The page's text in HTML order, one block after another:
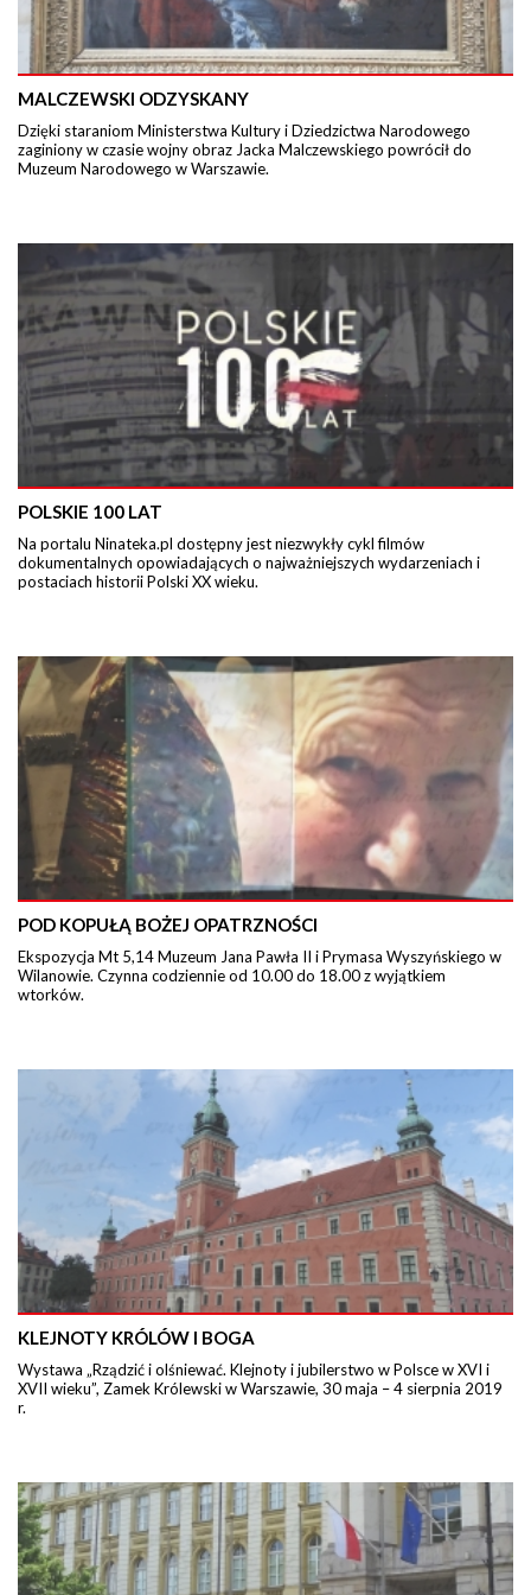
MALCZEWSKI ODZYSKANY
Dzięki staraniom Ministerstwa Kultury i Dziedzictwa Narodowego
zaginiony w czasie wojny obraz Jacka Malczewskiego powrócił do
Muzeum Narodowego w Warszawie.
POLSKIE 100 LAT
Na portalu Ninateka.pl dostępny jest niezwykły cykl filmów
dokumentalnych opowiadających o najważniejszych wydarzeniach i
postaciach historii Polski XX wieku.
POD KOPUŁĄ BOŻEJ OPATRZNOŚCI
Ekspozycja Mt 5,14 Muzeum Jana Pawła II i Prymasa Wyszyńskiego w
Wilanowie. Czynna codziennie od 10.00 do 18.00 z wyjątkiem
wtorków.
KLEJNOTY KRÓLÓW I BOGA
Wystawa „Rządzić i olśniewać. Klejnoty i jubilerstwo w Polsce w XVI i
XVII wieku”, Zamek Królewski w Warszawie, 30 maja – 4 sierpnia 2019
r.